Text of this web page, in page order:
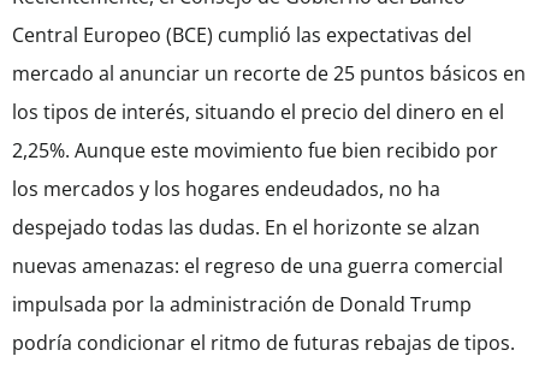
Central Europeo (BCE) cumplió las expectativas del
mercado al anunciar un recorte de 25 puntos básicos en
los tipos de interés, situando el precio del dinero en el
2,25%. Aunque este movimiento fue bien recibido por
los mercados y los hogares endeudados, no ha
despejado todas las dudas. En el horizonte se alzan
nuevas amenazas: el regreso de una guerra comercial
impulsada por la administración de Donald Trump
podría condicionar el ritmo de futuras rebajas de tipos.